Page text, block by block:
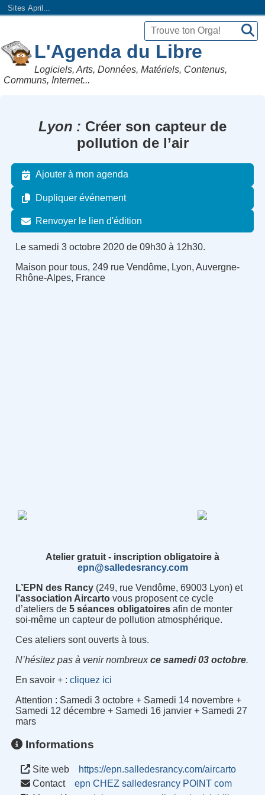
Sites April...
L'Agenda du Libre
Logiciels, Arts, Données, Matériels, Contenus,
Communs, Internet...
Lyon
Créer son capteur de
pollution de l’air
Ajouter à mon agenda
Dupliquer événement
Renvoyer le lien d'édition
Le samedi 3 octobre 2020 de 09h30 à 12h30.
Maison pour tous, 249 rue Vendôme, Lyon, Auvergne-
Rhône-Alpes, France
Atelier gratuit - inscription obligatoire à
epn@salledesrancy.com
L’EPN des Rancy(249, rue Vendôme, 69003 Lyon) et
l’association Aircartovous proposent ce cycle
d’ateliers de 5 séances obligatoiresafin de monter
soi-même un capteur de pollution atmosphérique.
Ces ateliers sont ouverts à tous.
N’hésitez pas à venir nombreuxce samedi 03 octobre.
En savoir + : cliquez ici
Attention : Samedi 3 octobre + Samedi 14 novembre +
Samedi 12 décembre + Samedi 16 janvier + Samedi 27
mars
Informations
Site web
https://epn.salledesrancy.com/aircarto
Contact
epn CHEZ salledesrancy POINT com